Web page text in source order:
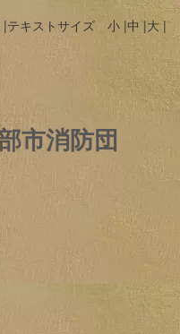
|テキストサイズ 小 |中 |大 |
市消防団